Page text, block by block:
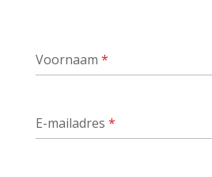
Voornaam *
E-mailadres *